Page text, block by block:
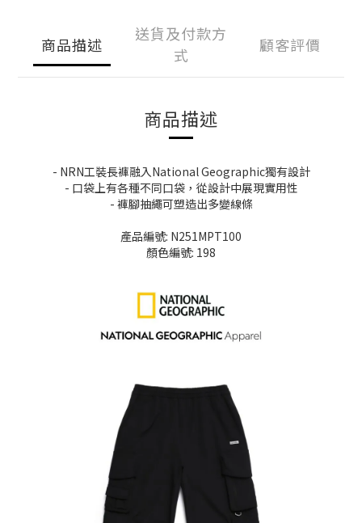
商品描述
送貨及付款方
式
顧客評價
商品描述
- NRN工裝長褲融入National Geographic獨有設計
- 口袋上有各種不同口袋，從設計中展現實用性
- 褲腳抽繩可塑造出多變線條
產品編號: N251MPT100
顏色編號: 198